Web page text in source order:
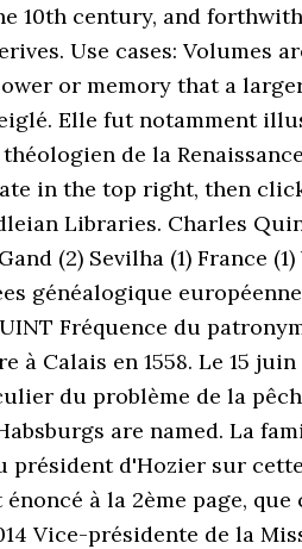
10th century, and
Use cases: Volumes
or memory that a
Elle fut notamment
de la
in the top right, then
Libraries. Charles
(2) Sevilha (1) France
généalogique
Fréquence du
à Calais en 1558. Le 15
du problème de la
are named. La
président d'Hozier sur
énoncé à la 2ème page,
Vice-présidente de la